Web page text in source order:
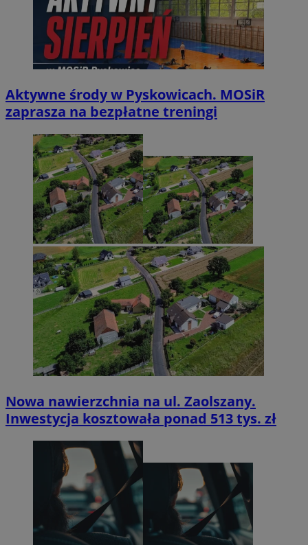
Aktywne środy w Pyskowicach. MOSiR
zaprasza na bezpłatne treningi
Nowa nawierzchnia na ul. Zaolszany.
Inwestycja kosztowała ponad 513 tys. zł